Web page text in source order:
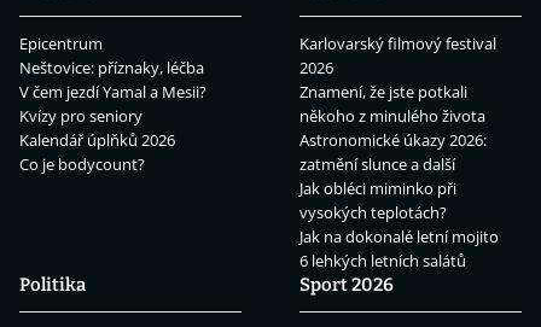
Epicentrum
Neštovice: příznaky, léčba
V čem jezdí Yamal a Mesii?
Kvízy pro seniory
Kalendář úplňků 2026
Co je bodycount?
Karlovarský filmový festival
2026
Znamení, že jste potkali
někoho z minulého života
Astronomické úkazy 2026:
zatmění slunce a další
Jak obléci miminko při
vysokých teplotách?
Jak na dokonalé letní mojito
6 lehkých letních salátů
Politika
Sport 2026